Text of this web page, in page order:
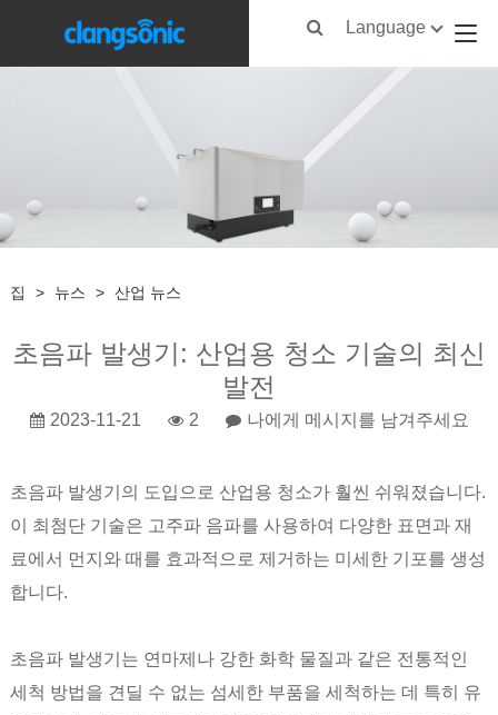
Language
집 > 뉴스 > 산업 뉴스
초음파 발생기: 산업용 청소 기술의 최신
발전
2023-11-21 2 나에게 메시지를 남겨주세요
초음파 발생기의 도입으로 산업용 청소가 훨씬 쉬워졌습니다.
이 최첨단 기술은 고주파 음파를 사용하여 다양한 표면과 재
료에서 먼지와 때를 효과적으로 제거하는 미세한 기포를 생성
합니다.
초음파 발생기는 연마제나 강한 화학 물질과 같은 전통적인
세척 방법을 견딜 수 없는 섬세한 부품을 세척하는 데 특히 유